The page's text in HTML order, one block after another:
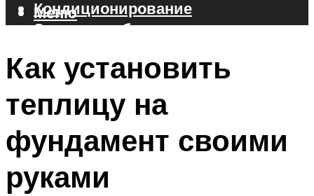
Кондиционирование
Электроснабжение
Меню
Меню
Как установить
теплицу на
фундамент своими
руками